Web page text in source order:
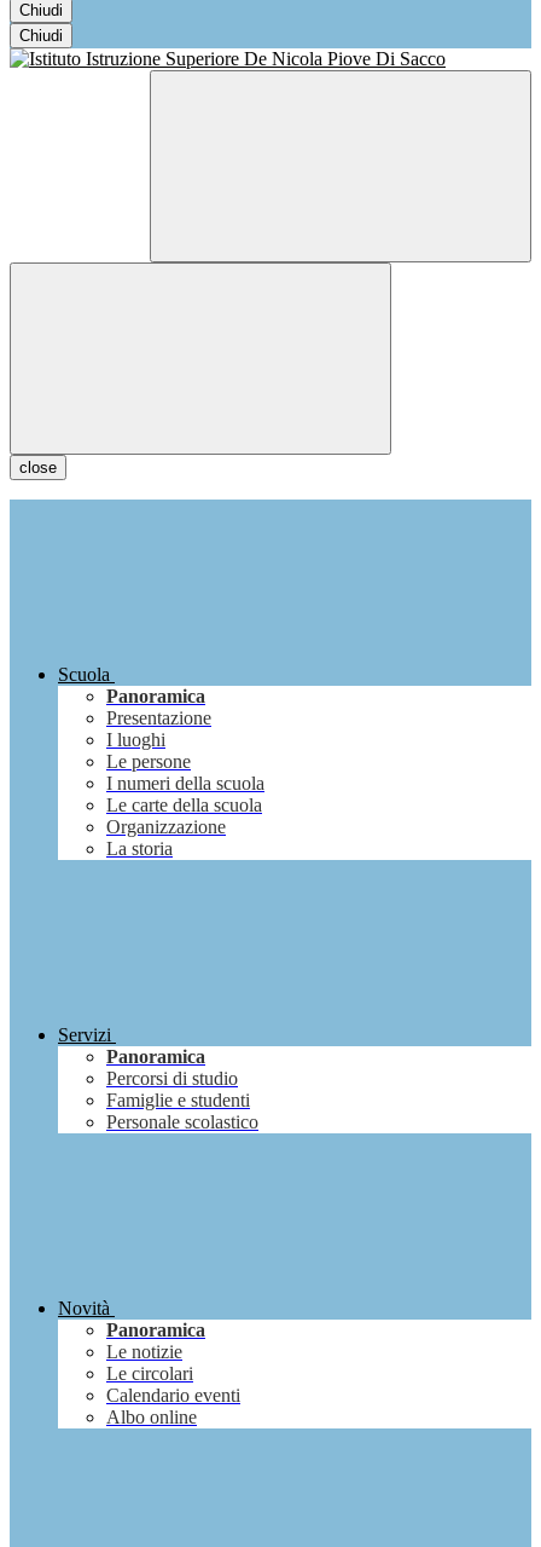
Chiudi
Chiudi
close
Scuola
Panoramica
Presentazione
I luoghi
Le persone
I numeri della scuola
Le carte della scuola
Organizzazione
La storia
Servizi
Panoramica
Percorsi di studio
Famiglie e studenti
Personale scolastico
Novità
Panoramica
Le notizie
Le circolari
Calendario eventi
Albo online